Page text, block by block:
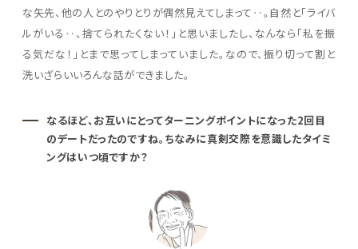
な矢先、他の人とのやりとりが偶然見えてしまって‥。自然と「ライバ
ルがいる‥、捨てられたくない！」と思いましたし、なんなら「私を振
る気だな！」とまで思ってしまっていました。なので、振り切って割と
洗いざらいいろんな話ができました。
なるほど、お互いにとってターニングポイントになった2回目
のデートだったのですね。ちなみに真剣交際を意識したタイミ
ングはいつ頃ですか？